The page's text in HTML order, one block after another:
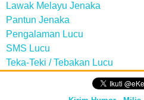
Lawak Melayu Jenaka
Pantun Jenaka
Pengalaman Lucu
SMS Lucu
Teka-Teki / Tebakan Lucu